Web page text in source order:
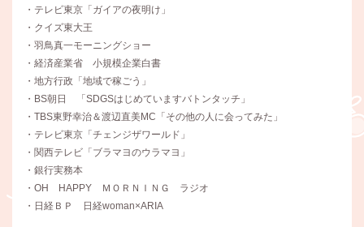
・テレビ東京「ガイアの夜明け」
・クイズ東大王
・羽鳥真一モーニングショー
・経済産業省 小規模企業白書
・地方行政「地域で稼ごう」
・BS朝日 「SDGSはじめていますバトンタッチ」
・TBS東野幸治＆渡辺直美MC「その他の人に会ってみた」
・テレビ東京「チェンジザワールド」
・関西テレビ「ブラマヨのウラマヨ」
・銀行実務本
・OH HAPPY ＭＯＲＮＩＮＧ ラジオ
・日経ＢＰ 日経woman×ARIA